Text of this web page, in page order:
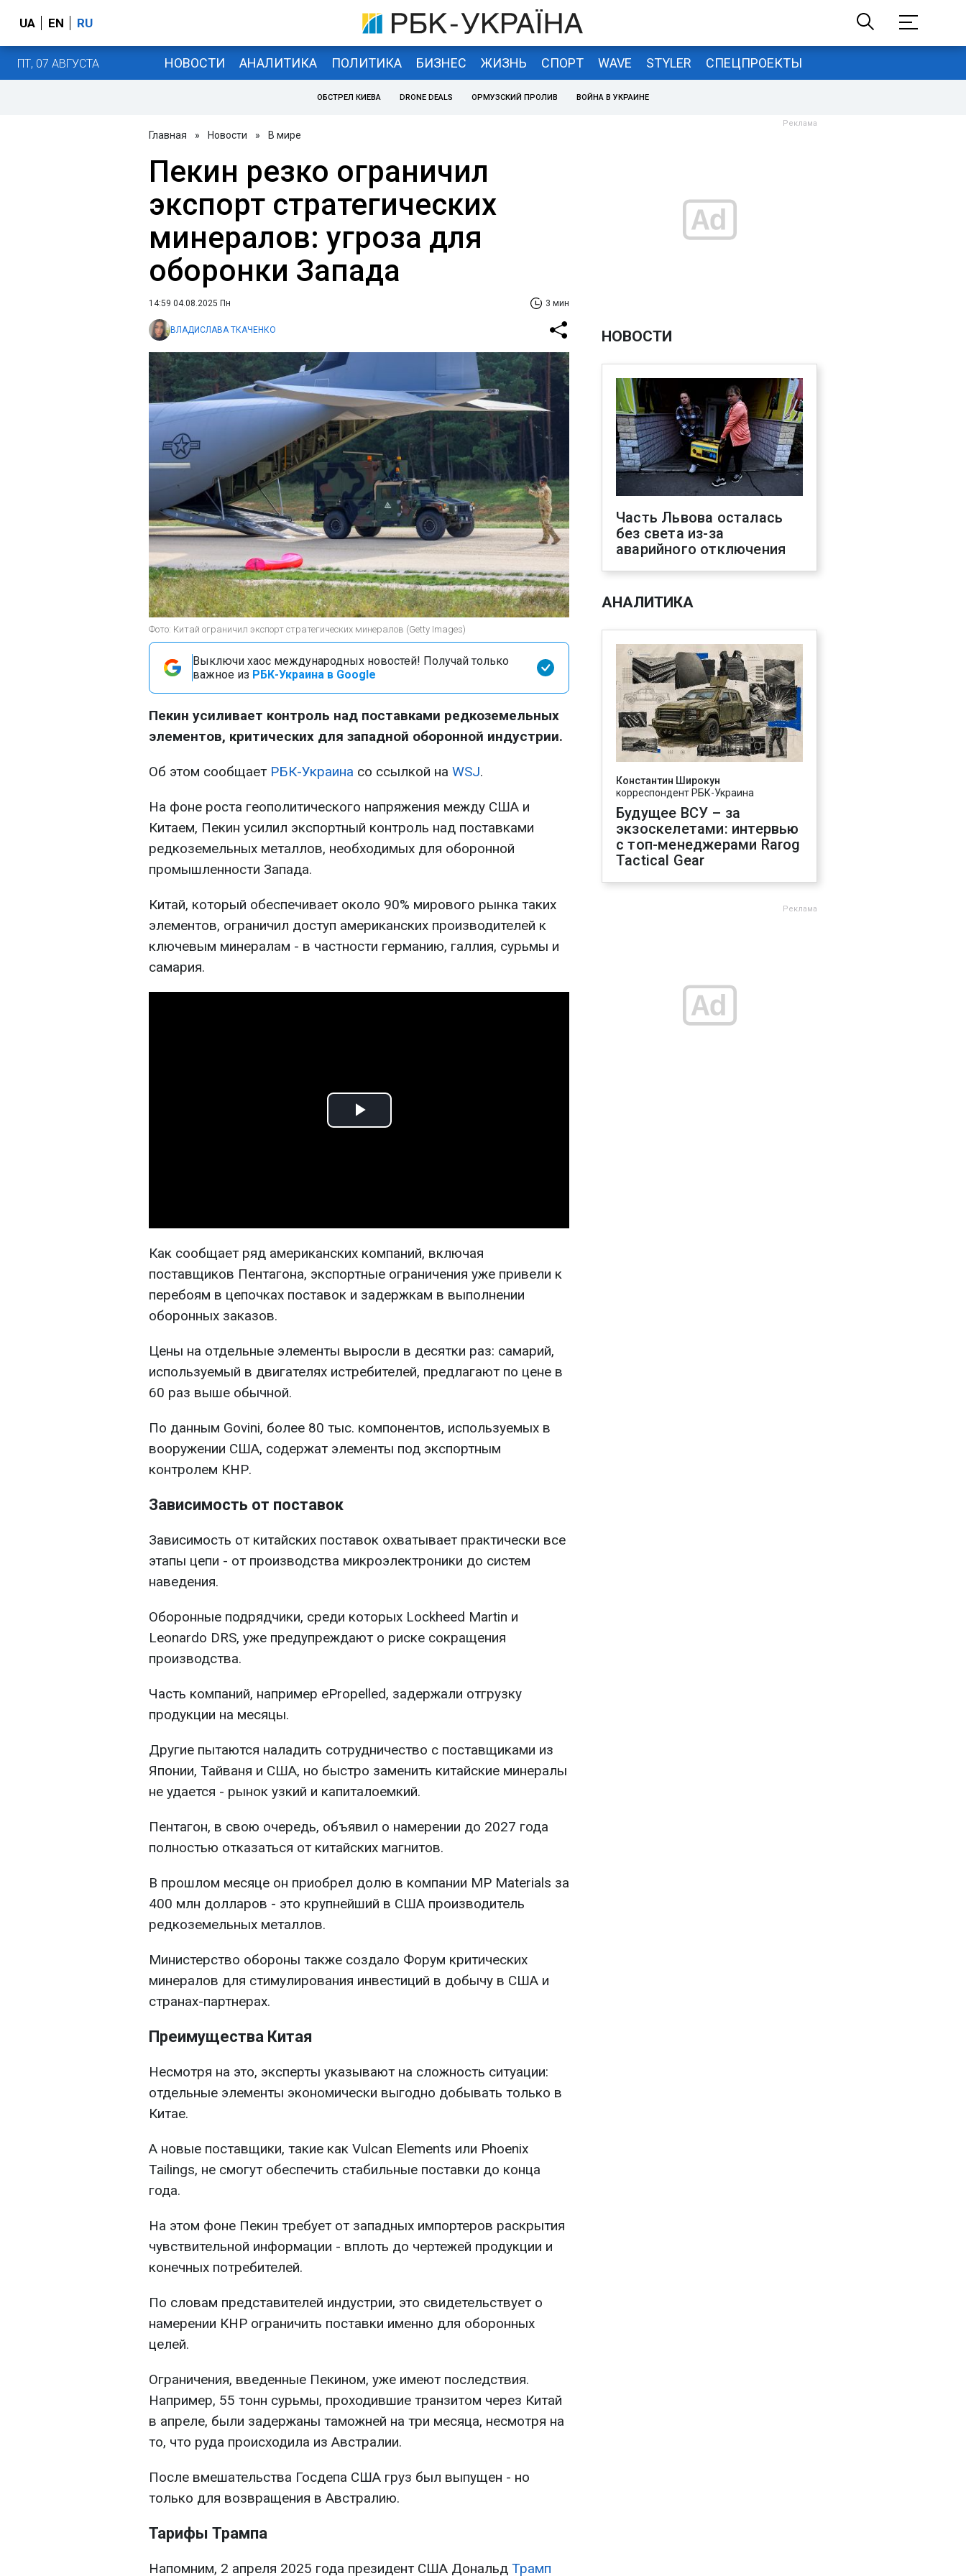
UA EN RU
ПТ, 07 АВГУСТА НОВОСТИ АНАЛИТИКА ПОЛИТИКА БИЗНЕС ЖИЗНЬ СПОРТ WAVE STYLER СПЕЦПРОЕКТЫ
ОБСТРЕЛ КИЕВА DRONE DEALS ОРМУЗСКИЙ ПРОЛИВ ВОЙНА В УКРАИНЕ
Главная » Новости » В мире
Пекин резко ограничил
экспорт стратегических
минералов: угроза для
оборонки Запада
14:59 04.08.2025 Пн 3 мин
ВЛАДИСЛАВА ТКАЧЕНКО
Фото: Китай ограничил экспорт стратегических минералов (Getty Images)
Выключи хаос международных новостей! Получай только
важное из РБК-Украина в Google
Пекин усиливает контроль над поставками редкоземельных
элементов, критических для западной оборонной индустрии.
Об этом сообщает РБК-Украина со ссылкой на WSJ.
На фоне роста геополитического напряжения между США и
Китаем, Пекин усилил экспортный контроль над поставками
редкоземельных металлов, необходимых для оборонной
промышленности Запада.
Китай, который обеспечивает около 90% мирового рынка таких
элементов, ограничил доступ американских производителей к
ключевым минералам - в частности германию, галлия, сурьмы и
самария.
Play
Как сообщает ряд американских компаний, включая
поставщиков Пентагона, экспортные ограничения уже привели к
перебоям в цепочках поставок и задержкам в выполнении
оборонных заказов.
Цены на отдельные элементы выросли в десятки раз: самарий,
используемый в двигателях истребителей, предлагают по цене в
60 раз выше обычной.
По данным Govini, более 80 тыс. компонентов, используемых в
вооружении США, содержат элементы под экспортным
контролем КНР.
Зависимость от поставок
Зависимость от китайских поставок охватывает практически все
этапы цепи - от производства микроэлектроники до систем
наведения.
Оборонные подрядчики, среди которых Lockheed Martin и
Leonardo DRS, уже предупреждают о риске сокращения
производства.
Часть компаний, например ePropelled, задержали отгрузку
продукции на месяцы.
Другие пытаются наладить сотрудничество с поставщиками из
Японии, Тайваня и США, но быстро заменить китайские минералы
не удается - рынок узкий и капиталоемкий.
Пентагон, в свою очередь, объявил о намерении до 2027 года
полностью отказаться от китайских магнитов.
В прошлом месяце он приобрел долю в компании MP Materials за
400 млн долларов - это крупнейший в США производитель
редкоземельных металлов.
Министерство обороны также создало Форум критических
минералов для стимулирования инвестиций в добычу в США и
странах-партнерах.
Преимущества Китая
Несмотря на это, эксперты указывают на сложность ситуации:
отдельные элементы экономически выгодно добывать только в
Китае.
А новые поставщики, такие как Vulcan Elements или Phoenix
Tailings, не смогут обеспечить стабильные поставки до конца
года.
На этом фоне Пекин требует от западных импортеров раскрытия
чувствительной информации - вплоть до чертежей продукции и
конечных потребителей.
По словам представителей индустрии, это свидетельствует о
намерении КНР ограничить поставки именно для оборонных
целей.
Ограничения, введенные Пекином, уже имеют последствия.
Например, 55 тонн сурьмы, проходившие транзитом через Китай
в апреле, были задержаны таможней на три месяца, несмотря на
то, что руда происходила из Австралии.
После вмешательства Госдепа США груз был выпущен - но
только для возвращения в Австралию.
Тарифы Трампа
Напомним, 2 апреля 2025 года президент США Дональд Трамп
НОВОСТИ
Часть Львова осталась
без света из-за
аварийного отключения
АНАЛИТИКА
Константин Широкун
корреспондент РБК-Украина
Будущее ВСУ – за
экзоскелетами: интервью
с топ-менеджерами Rarog
Tactical Gear